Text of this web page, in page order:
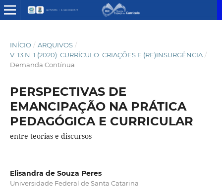
INÍCIO / ARQUIVOS /
V. 13 N. 1 (2020): CURRÍCULO: CRIAÇÕES E (RE)INSURGÊNCIA /
Demanda Contínua
PERSPECTIVAS DE
EMANCIPAÇÃO NA PRÁTICA
PEDAGÓGICA E CURRICULAR
entre teorias e discursos
Elisandra de Souza Peres
Universidade Federal de Santa Catarina